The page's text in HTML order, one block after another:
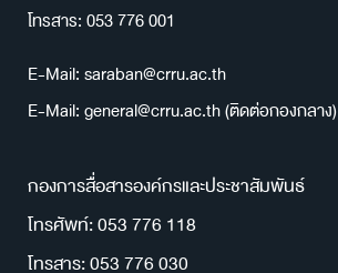
โทรสาร: 053 776 001
E-Mail: saraban@crru.ac.th
E-Mail: general@crru.ac.th (ติดต่อกองกลาง)
กองการสื่อสารองค์กรและประชาสัมพันธ์
โทรศัพท์: 053 776 118
โทรสาร: 053 776 030